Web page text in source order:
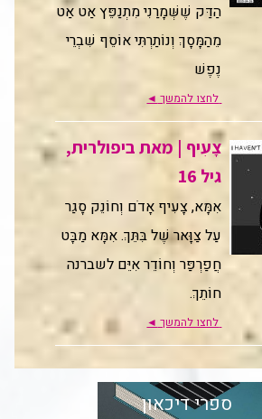
ספרי דיכאון
הַדַּק שֶׁשְּׁמָרַנִי מִתְנַפֵּץ אַט אַט
מֵהַמָּסָךְ וְנוֹתַרְתִּי אוֹסֵף שִׁבְרֵי
נֶפֶשׁ
לחצו להמשך ◄
צָעִיף | מאת ביפולרית,
גיל 16
אִמָּא, צָעִיף אָדֹם וְחוֹנֵק סָגַר
עַל צַוָּאר שֶׁל בִּתֵּךְ. אִמָּא מַבָּט
חֲפַרְפַּר וְחוֹדֵר אִיֵּם לשברנה
חוֹתֵךְ.
לחצו להמשך ◄